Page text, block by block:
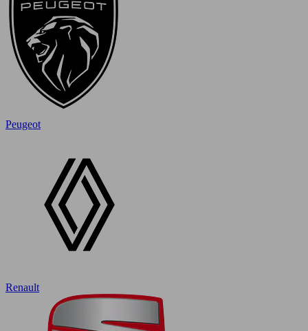
Peugeot
Renault